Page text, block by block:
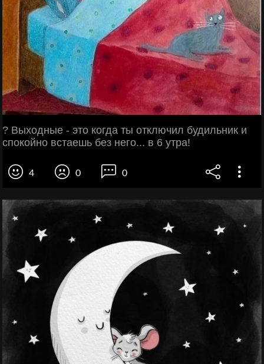
? Выходные - это когда ты отключил будильник и
спокойно встаешь без него... в 6 утра!
4 0 0